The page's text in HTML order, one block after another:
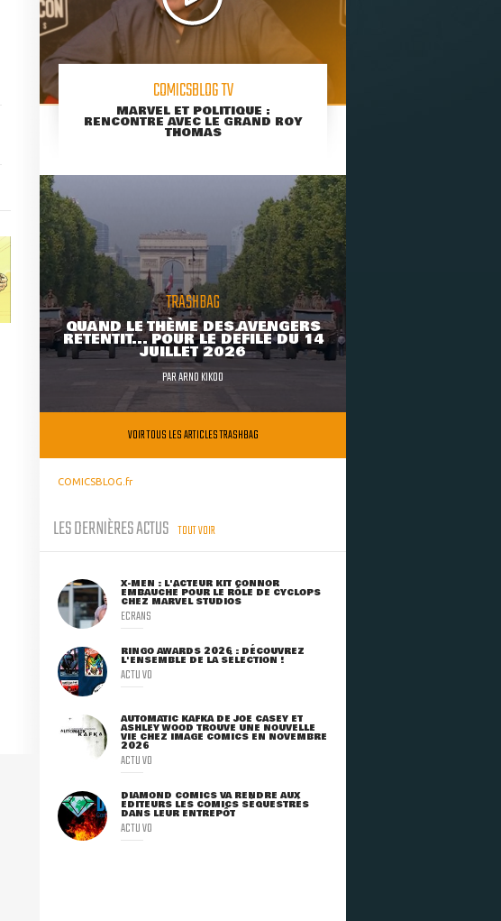
COMICSBLOG TV
MARVEL ET POLITIQUE :
RENCONTRE AVEC LE GRAND ROY
THOMAS
TRASHBAG
QUAND LE THÈME DES AVENGERS
RETENTIT... POUR LE DÉFILÉ DU 14
JUILLET 2026
PARARNO KIKOO
VOIR TOUS LES ARTICLES TRASHBAG
COMICSBLOG.fr
LES DERNIÈRES ACTUS TOUT VOIR
X-MEN : L'ACTEUR KIT CONNOR
EMBAUCHÉ POUR LE RÔLE DE CYCLOPS
CHEZ MARVEL STUDIOS
ECRANS
RINGO AWARDS 2026 : DÉCOUVREZ
L'ENSEMBLE DE LA SÉLECTION !
ACTU VO
AUTOMATIC KAFKA DE JOE CASEY ET
ASHLEY WOOD TROUVE UNE NOUVELLE
VIE CHEZ IMAGE COMICS EN NOVEMBRE
2026
ACTU VO
DIAMOND COMICS VA RENDRE AUX
ÉDITEURS LES COMICS SÉQUESTRÉS
DANS LEUR ENTREPÔT
ACTU VO